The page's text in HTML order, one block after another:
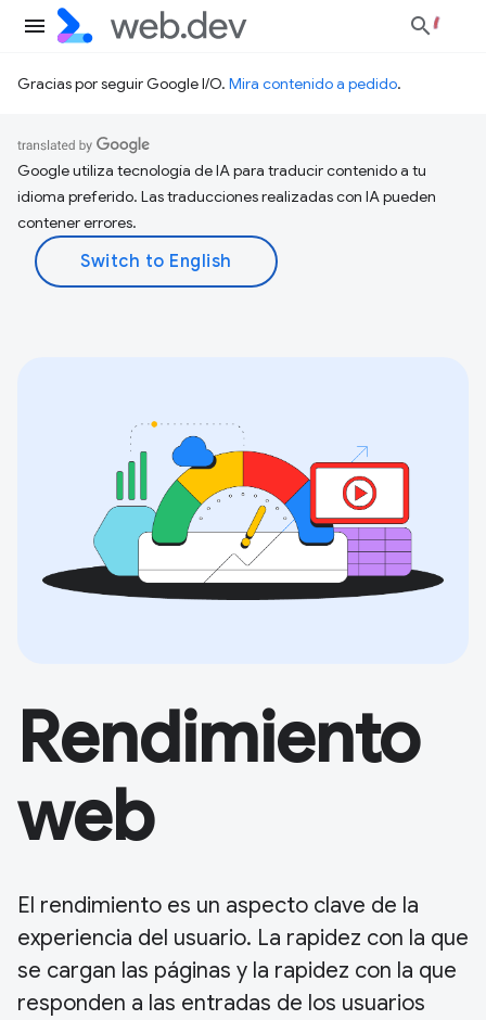
Gracias por seguir Google I/O. Mira contenido a pedido.
Google utiliza tecnología de IA para traducir contenido a tu
idioma preferido. Las traducciones realizadas con IA pueden
contener errores.
Rendimiento
web
El rendimiento es un aspecto clave de la
experiencia del usuario. La rapidez con la que
se cargan las páginas y la rapidez con la que
responden a las entradas de los usuarios